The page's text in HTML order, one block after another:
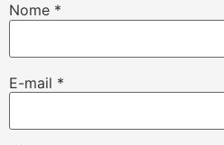
Nome *
E-mail *